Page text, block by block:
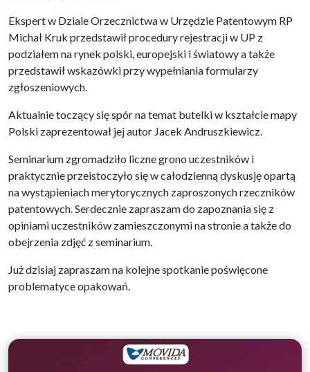
Ekspert w Dziale Orzecznictwa w Urzędzie Patentowym RP
Michał Kruk przedstawił procedury rejestracji w UP z
podziałem na rynek polski, europejski i światowy a także
przedstawił wskazówki przy wypełniania formularzy
zgłoszeniowych.
Aktualnie toczący się spór na temat butelki w kształcie mapy
Polski zaprezentował jej autor Jacek Andruszkiewicz.
Seminarium zgromadziło liczne grono uczestników i
praktycznie przeistoczyło się w całodzienną dyskusję opartą
na wystąpieniach merytorycznych zaproszonych rzeczników
patentowych. Serdecznie zapraszam do zapoznania się z
opiniami uczestników zamieszczonymi na stronie a także do
obejrzenia zdjęć z seminarium.
Już dzisiaj zapraszam na kolejne spotkanie poświęcone
problematyce opakowań.